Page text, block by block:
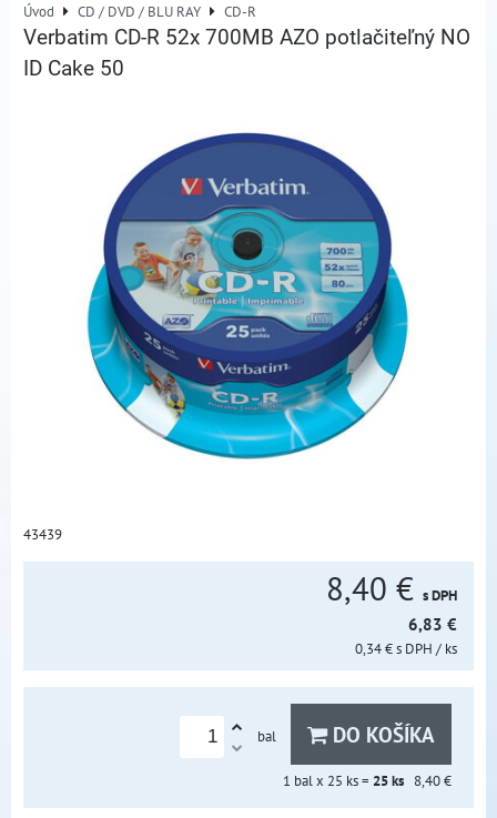
Úvod CD / DVD / BLU RAY CD-R
Verbatim CD-R 52x 700MB AZO potlačiteľný NO
ID Cake 50
43439
8,40 € s DPH
6,83 €
0,34 €s DPH / ks
bal DO KOŠÍKA
1 bal x 25 ks = 25ks 8,40 €